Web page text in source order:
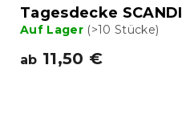
Tagesdecke SCANDI
Auf Lager (>10 Stücke)
ab 11,50 €